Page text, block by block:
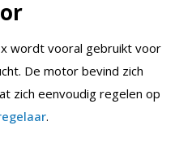
wordt vooral gebruikt voor
De motor bevind zich
zich eenvoudig regelen op
.